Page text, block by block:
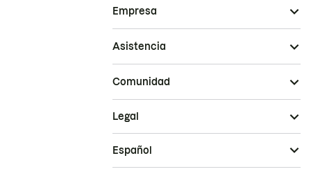
Empresa
Asistencia
Comunidad
Legal
Español